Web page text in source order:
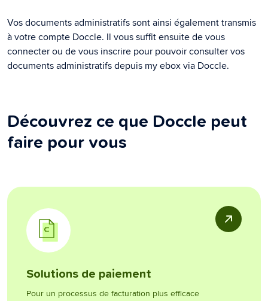
Vos documents administratifs sont ainsi également transmis
à votre compte Doccle. Il vous suffit ensuite de vous
connecter ou de vous inscrire pour pouvoir consulter vos
documents administratifs depuis my ebox via Doccle.
Découvrez ce que Doccle peut
faire pour vous
Solutions de paiement
Pour un processus de facturation plus efficace